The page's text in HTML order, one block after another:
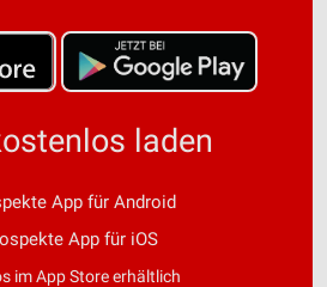
laden
App für Android
App für iOS
im App Store erhältlich